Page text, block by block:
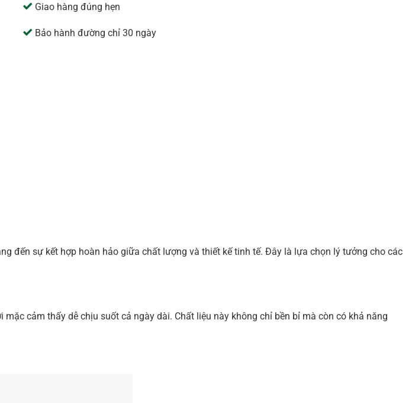
Giao hàng đúng hẹn
Bảo hành đường chỉ 30 ngày
đến sự kết hợp hoàn hảo giữa chất lượng và thiết kế tinh tế. Đây là lựa chọn lý tưởng cho các
cảm thấy dễ chịu suốt cả ngày dài. Chất liệu này không chỉ bền bỉ mà còn có khả năng